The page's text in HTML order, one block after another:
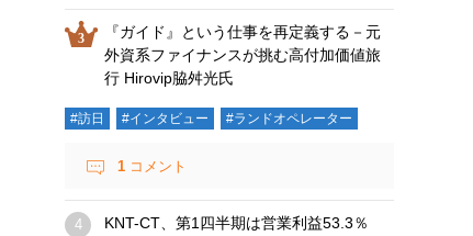
『ガイド』という仕事を再定義する－元
外資系ファイナンスが挑む高付加価値旅
行 Hirovip脇舛光氏
#訪日 #インタビュー #ランドオペレーター
1 コメント
KNT-CT、第1四半期は営業利益53.3％